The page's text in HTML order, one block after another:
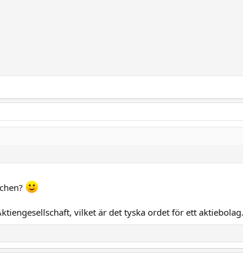
vilket är det tyska ordet för ett aktiebolag.